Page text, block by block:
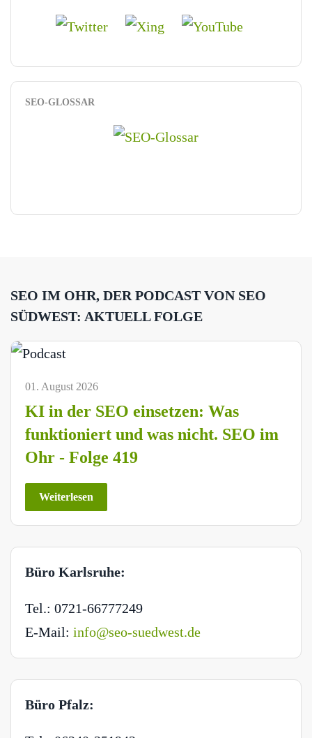
SEO-GLOSSAR
SEO IM OHR, DER PODCAST VON SEO
SÜDWEST: AKTUELL FOLGE
01. August 2026
KI in der SEO einsetzen: Was
funktioniert und was nicht. SEO im
Ohr - Folge 419
Weiterlesen
Büro Karlsruhe:
Tel.: 0721-66777249
E-Mail: info@seo-suedwest.de
Büro Pfalz: